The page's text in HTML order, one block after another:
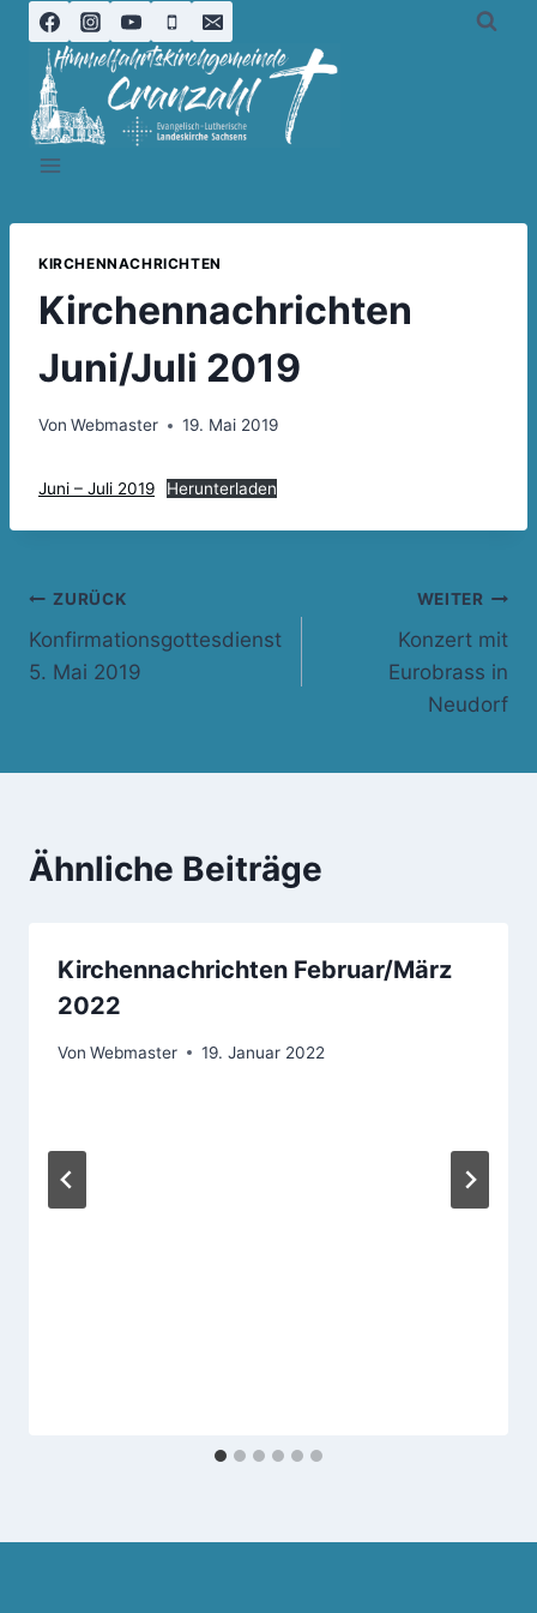
Zum
Inhalt
springen
KIRCHENNACHRICHTEN
Kirchennachrichten
Juni/Juli 2019
Von Webmaster 19. Mai 2019
Juni – Juli 2019 Herunterladen
Beitragsnavigation
ZURÜCK
Konfirmationsgottesdienst
5. Mai 2019
WEITER
Konzert mit
Eurobrass in
Neudorf
Ähnliche Beiträge
Kirchennachrichten Februar/März
2022
Von Webmaster 19. Januar 2022